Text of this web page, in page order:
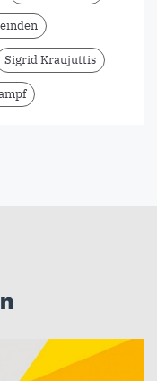
Sigrid Kraujuttis